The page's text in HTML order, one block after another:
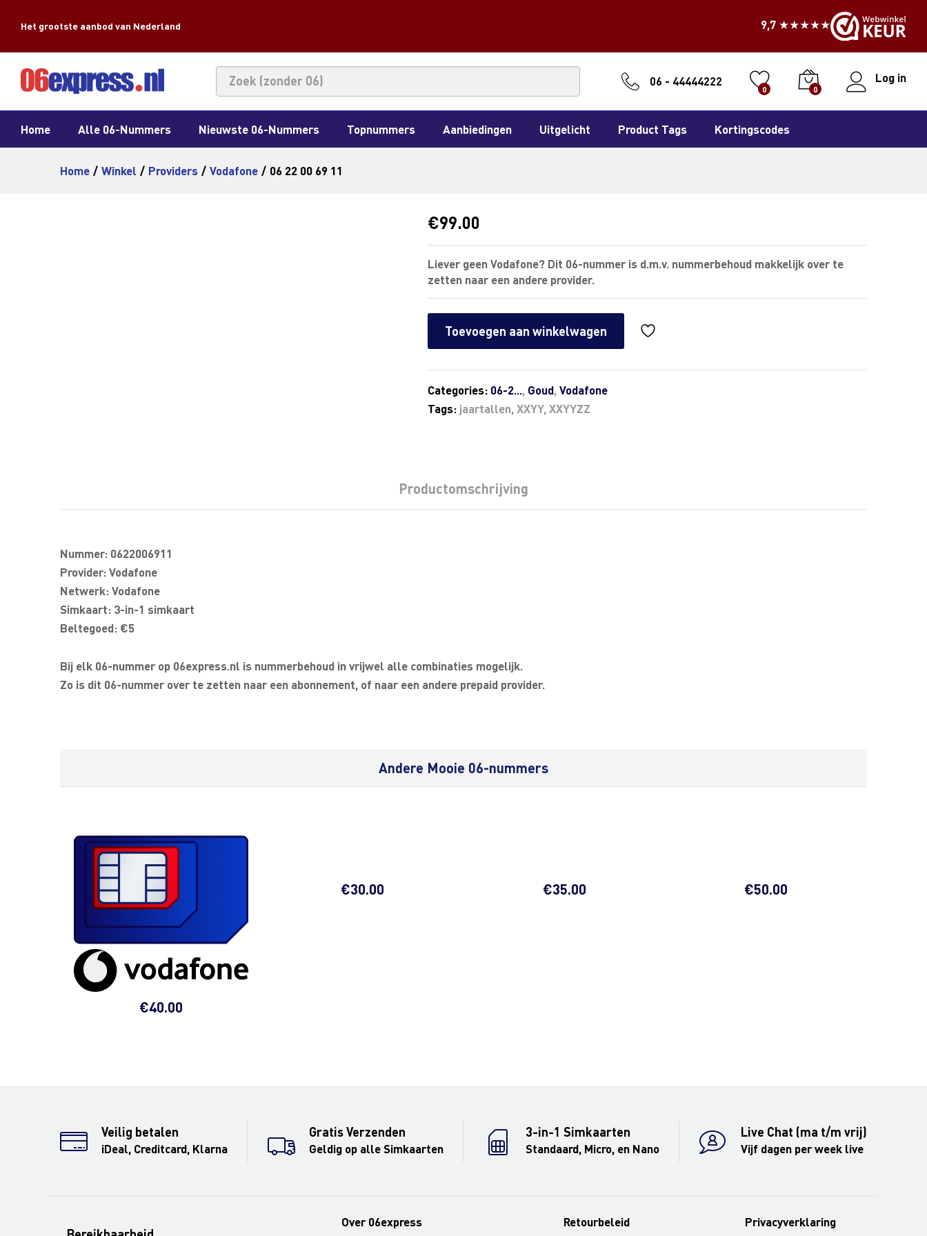
Het grootste aanbod van Nederland 9,7 ★★★★★
06 - 44444222
0 0
Log in
Home Alle 06-Nummers Nieuwste 06-Nummers Topnummers Aanbiedingen Uitgelicht Product Tags Kortingscodes
Home / Winkel / Providers / Vodafone / 06 22 00 69 11
€99.00
Liever geen Vodafone? Dit 06-nummer is d.m.v. nummerbehoud makkelijk over te
zetten naar een andere provider.
Toevoegen aan winkelwagen
Categories: 06-2..., Goud,Vodafone
Tags: jaartallen,XXYY,XXYYZZ
Productomschrijving
Nummer: 0622006911
Provider: Vodafone
Netwerk: Vodafone
Simkaart: 3-in-1 simkaart
Beltegoed: €5
Bij elk 06-nummer op 06express.nl is nummerbehoud in vrijwel alle combinaties mogelijk.
Zo is dit 06-nummer over te zetten naar een abonnement, of naar een andere prepaid provider.
Andere Mooie 06-nummers
€40.00
€30.00 €35.00 €50.00
Veilig betalen
iDeal, Creditcard, Klarna
Gratis Verzenden
Geldig op alle Simkaarten
3-in-1 Simkaarten
Standaard, Micro, en Nano
Live Chat (ma t/m vrij)
Vijf dagen per week live
Over 06express Retourbeleid Privacyverklaring